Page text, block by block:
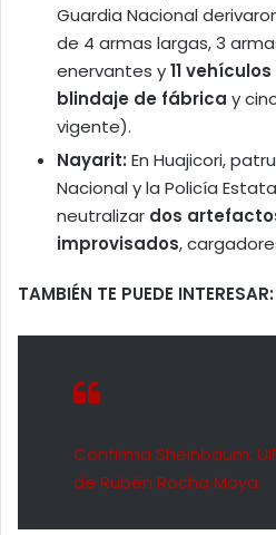
Guardia Nacional
de 4 armas largas, 3
enervantes y11
blindaje de fábrica y
vigente).
Nayarit: En Huajicori,
Nacional y la Policía
neutralizar dos
improvisados,
TAMBIÉN TE PUEDE INTERESAR:
Confirma Sheinbaum:
de Rubén Rocha Moya